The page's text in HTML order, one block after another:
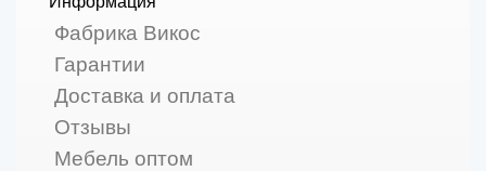
Фабрика Викос
Гарантии
Доставка и оплата
Отзывы
Мебель оптом